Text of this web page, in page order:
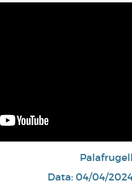
Data: 04/04/